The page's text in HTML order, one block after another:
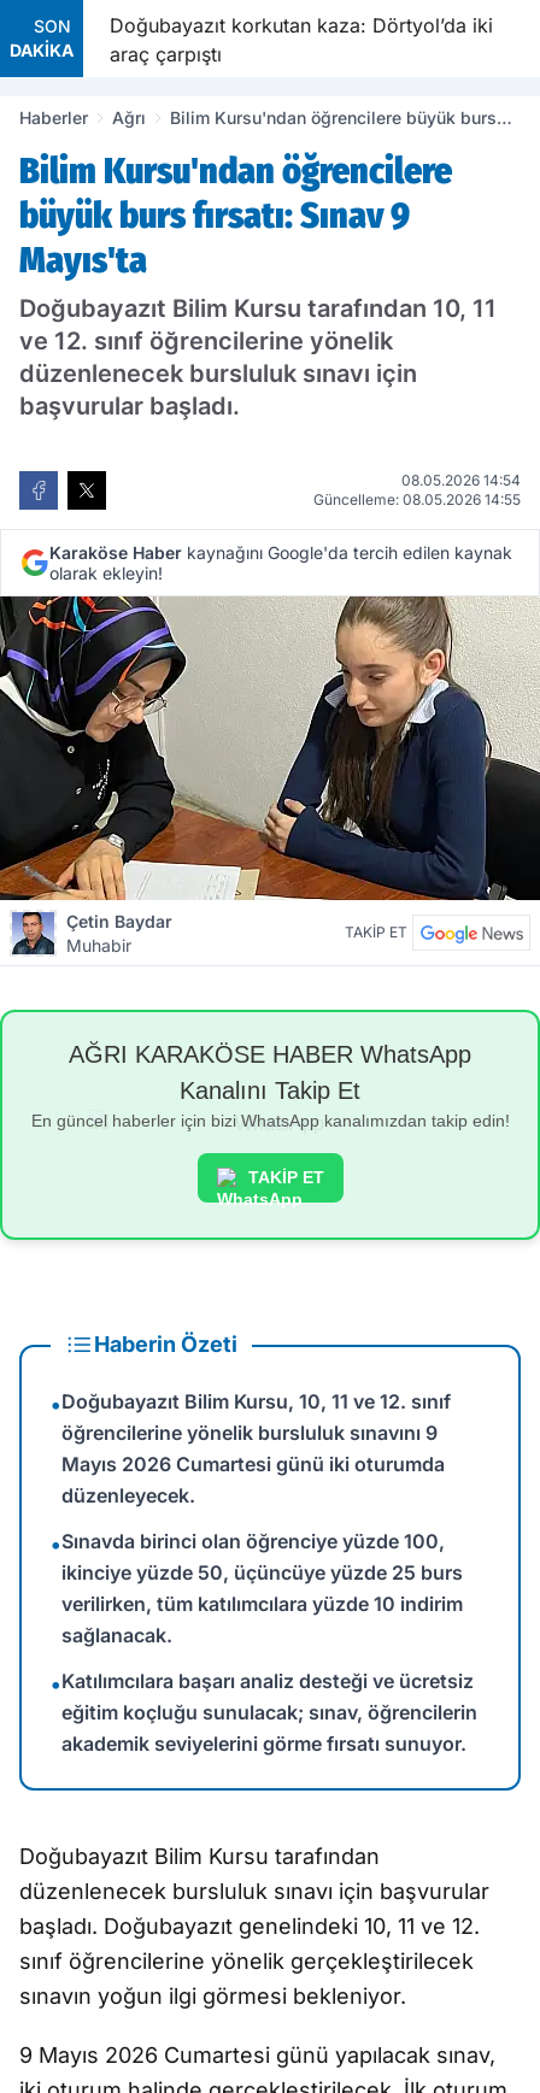
SON
DAKİKA
Doğubayazıt korkutan kaza: Dörtyol’da iki
araç çarpıştı
Haberler Ağrı
Bilim Kursu'ndan öğrencilere büyük burs
Bilim Kursu'ndan öğrencilere
büyük burs fırsatı: Sınav 9
Mayıs'ta
Doğubayazıt Bilim Kursu tarafından 10, 11
ve 12. sınıf öğrencilerine yönelik
düzenlenecek bursluluk sınavı için
başvurular başladı.
08.05.2026 14:54
Güncelleme: 08.05.2026 14:55
Karaköse Haber kaynağını Google'da tercih edilen kaynak
olarak ekleyin!
Çetin Baydar
Muhabir
TAKİP ET
AĞRI KARAKÖSE HABER WhatsApp
Kanalını Takip Et
En güncel haberler için bizi WhatsApp kanalımızdan takip edin!
TAKİP ET
Haberin Özeti
•Doğubayazıt Bilim Kursu, 10, 11 ve 12. sınıf
öğrencilerine yönelik bursluluk sınavını 9
Mayıs 2026 Cumartesi günü iki oturumda
düzenleyecek.
•Sınavda birinci olan öğrenciye yüzde 100,
ikinciye yüzde 50, üçüncüye yüzde 25 burs
verilirken, tüm katılımcılara yüzde 10 indirim
sağlanacak.
•Katılımcılara başarı analiz desteği ve ücretsiz
eğitim koçluğu sunulacak; sınav, öğrencilerin
akademik seviyelerini görme fırsatı sunuyor.
Doğubayazıt Bilim Kursu tarafından
düzenlenecek bursluluk sınavı için başvurular
başladı. Doğubayazıt genelindeki 10, 11 ve 12.
sınıf öğrencilerine yönelik gerçekleştirilecek
sınavın yoğun ilgi görmesi bekleniyor.
9 Mayıs 2026 Cumartesi günü yapılacak sınav,